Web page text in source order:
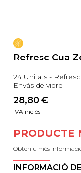
Refresc Cua
24 Unitats -
Envàs de vidre
28,80 €
IVA inclòs
PRODUCTE
Obteniu més
INFORMACIÓ